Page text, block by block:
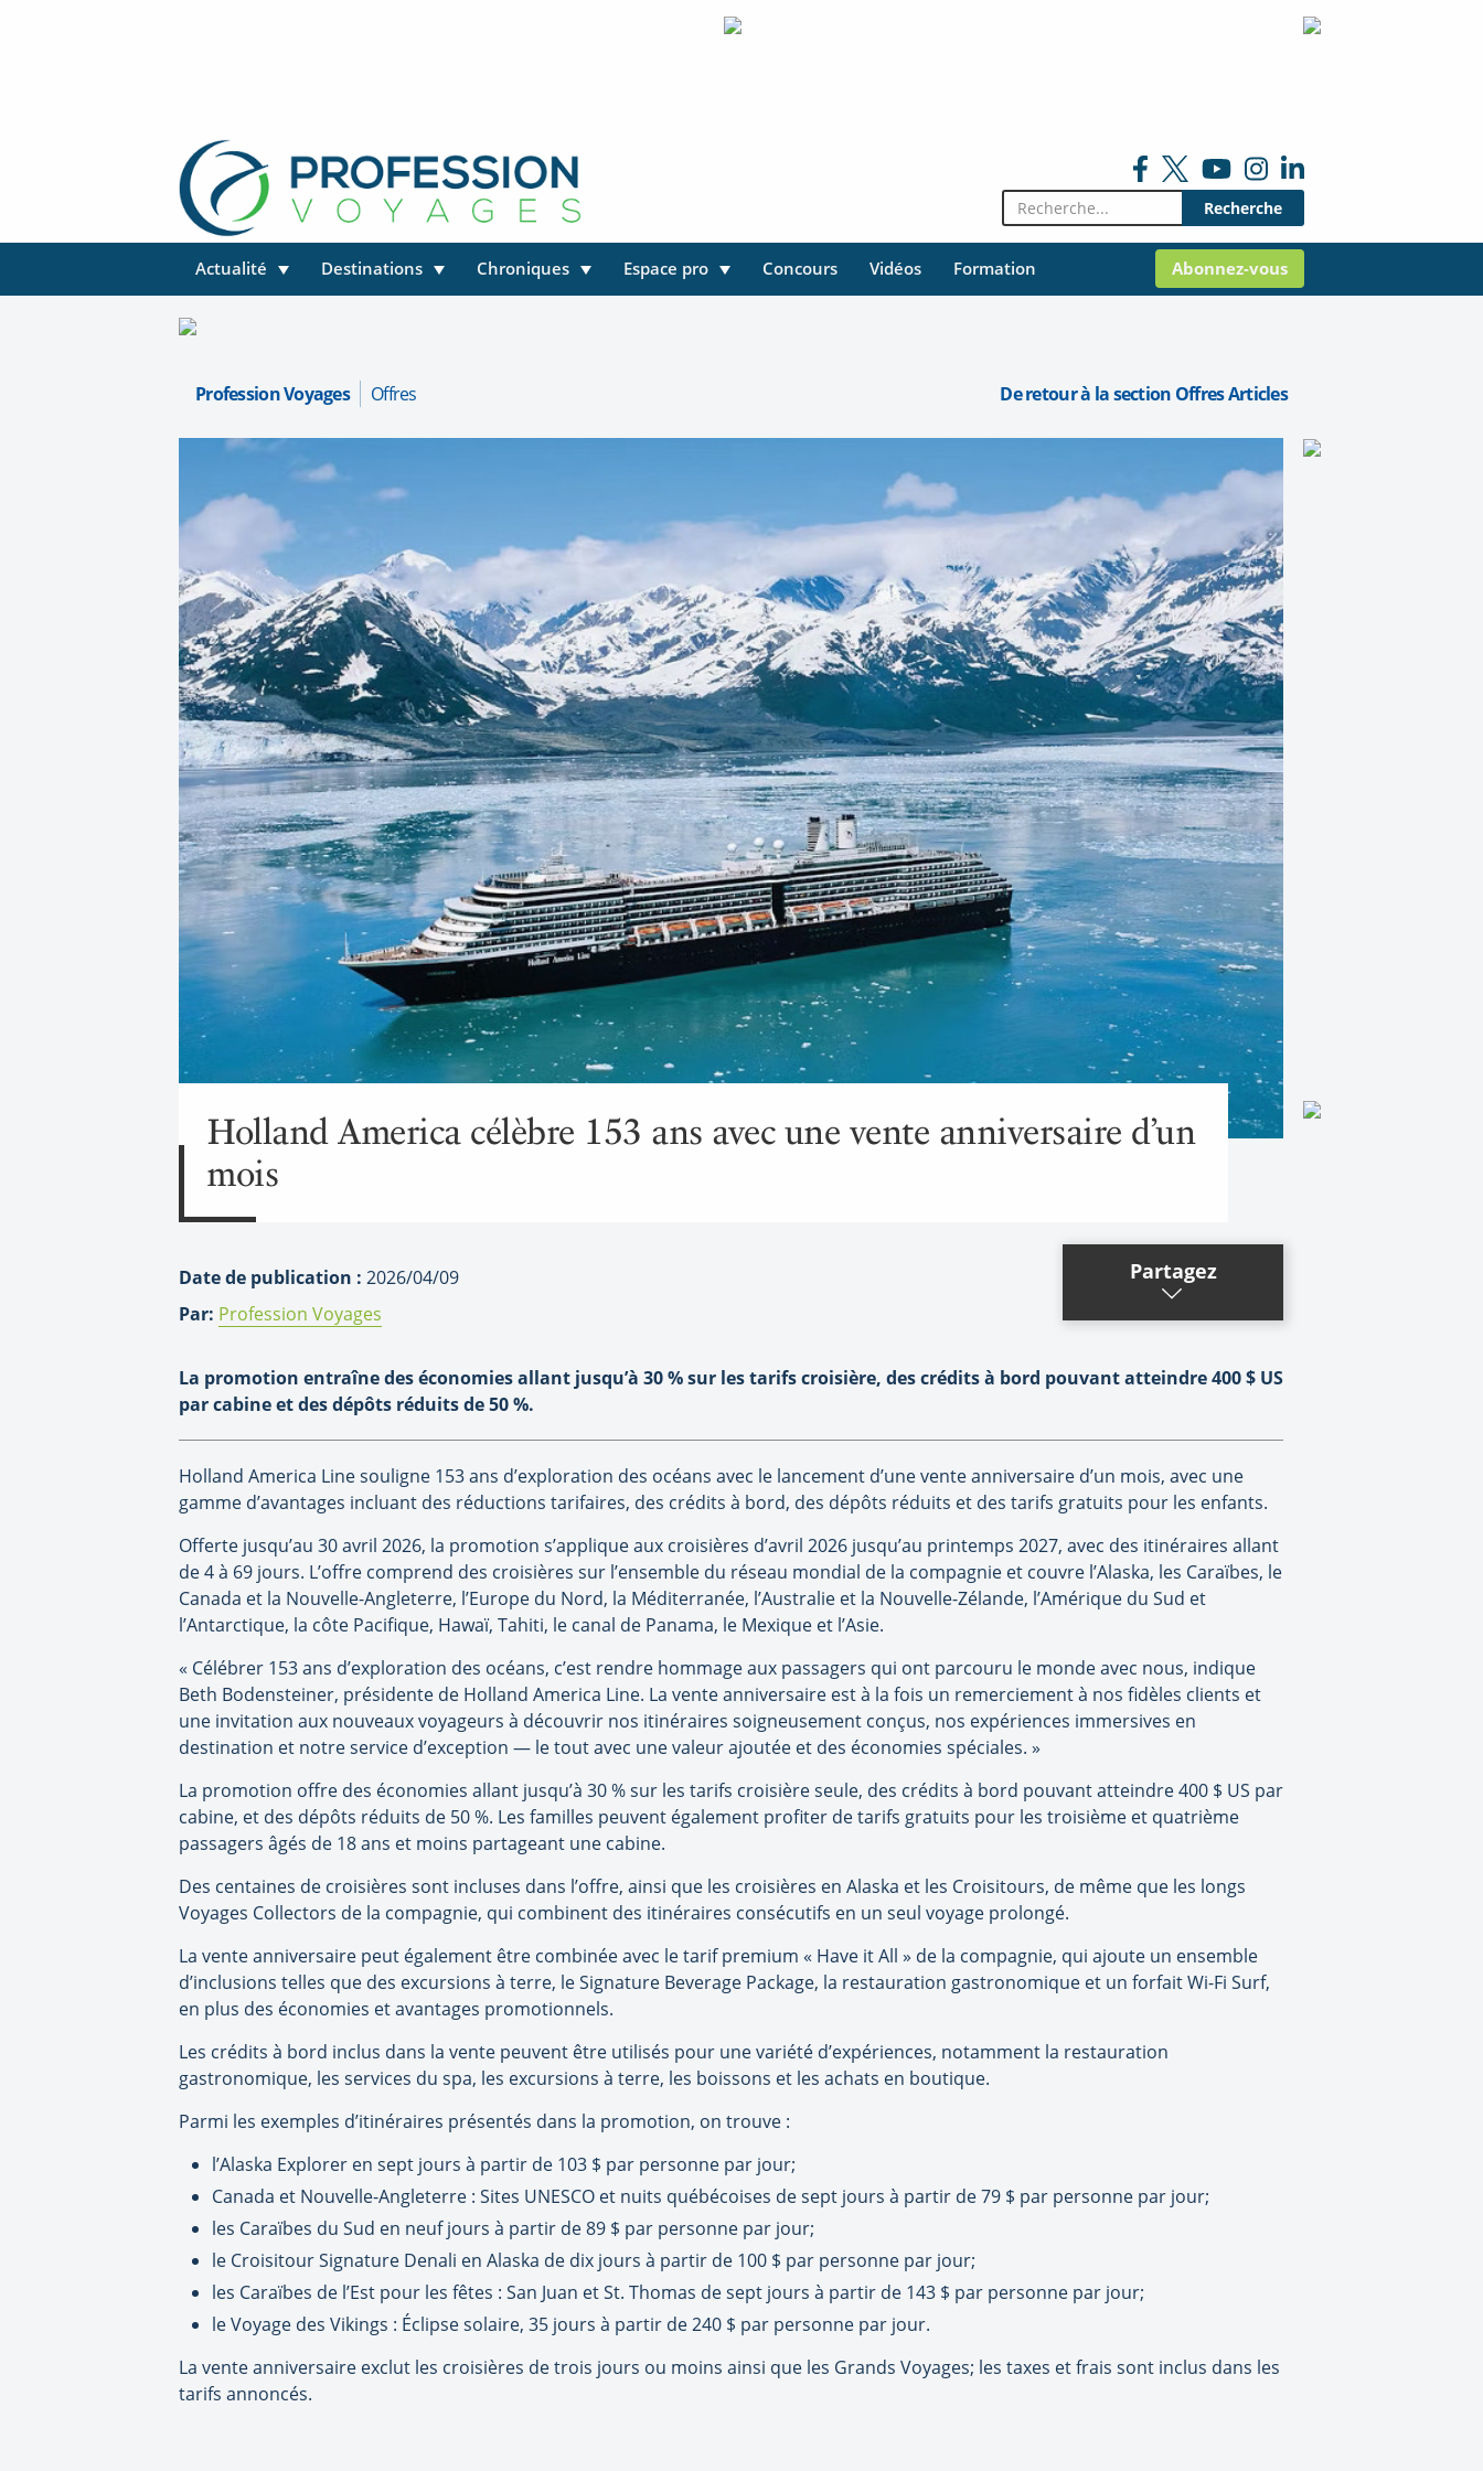
Rechercher:
Actualité Destinations Chroniques Espace pro Concours Vidéos Formation Abonnez-vous
Profession Voyages Offres De retour à la section Offres Articles
Holland America célèbre 153 ans avec une vente anniversaire d’un
mois
Date de publication : 2026/04/09
Par: Profession Voyages
Partagez
La promotion entraîne des économies allant jusqu’à 30 % sur les tarifs croisière, des crédits à bord pouvant atteindre 400 $ US
par cabine et des dépôts réduits de 50 %.
Holland America Line souligne 153 ans d’exploration des océans avec le lancement d’une vente anniversaire d’un mois, avec une
gamme d’avantages incluant des réductions tarifaires, des crédits à bord, des dépôts réduits et des tarifs gratuits pour les enfants.
Offerte jusqu’au 30 avril 2026, la promotion s’applique aux croisières d’avril 2026 jusqu’au printemps 2027, avec des itinéraires allant
de 4 à 69 jours. L’offre comprend des croisières sur l’ensemble du réseau mondial de la compagnie et couvre l’Alaska, les Caraïbes, le
Canada et la Nouvelle-Angleterre, l’Europe du Nord, la Méditerranée, l’Australie et la Nouvelle-Zélande, l’Amérique du Sud et
l’Antarctique, la côte Pacifique, Hawaï, Tahiti, le canal de Panama, le Mexique et l’Asie.
« Célébrer 153 ans d’exploration des océans, c’est rendre hommage aux passagers qui ont parcouru le monde avec nous, indique
Beth Bodensteiner, présidente de Holland America Line. La vente anniversaire est à la fois un remerciement à nos fidèles clients et
une invitation aux nouveaux voyageurs à découvrir nos itinéraires soigneusement conçus, nos expériences immersives en
destination et notre service d’exception — le tout avec une valeur ajoutée et des économies spéciales. »
La promotion offre des économies allant jusqu’à 30 % sur les tarifs croisière seule, des crédits à bord pouvant atteindre 400 $ US par
cabine, et des dépôts réduits de 50 %. Les familles peuvent également profiter de tarifs gratuits pour les troisième et quatrième
passagers âgés de 18 ans et moins partageant une cabine.
Des centaines de croisières sont incluses dans l’offre, ainsi que les croisières en Alaska et les Croisitours, de même que les longs
Voyages Collectors de la compagnie, qui combinent des itinéraires consécutifs en un seul voyage prolongé.
La vente anniversaire peut également être combinée avec le tarif premium « Have it All » de la compagnie, qui ajoute un ensemble
d’inclusions telles que des excursions à terre, le Signature Beverage Package, la restauration gastronomique et un forfait Wi-Fi Surf,
en plus des économies et avantages promotionnels.
Les crédits à bord inclus dans la vente peuvent être utilisés pour une variété d’expériences, notamment la restauration
gastronomique, les services du spa, les excursions à terre, les boissons et les achats en boutique.
Parmi les exemples d’itinéraires présentés dans la promotion, on trouve :
l’Alaska Explorer en sept jours à partir de 103 $ par personne par jour;
Canada et Nouvelle-Angleterre : Sites UNESCO et nuits québécoises de sept jours à partir de 79 $ par personne par jour;
les Caraïbes du Sud en neuf jours à partir de 89 $ par personne par jour;
le Croisitour Signature Denali en Alaska de dix jours à partir de 100 $ par personne par jour;
les Caraïbes de l’Est pour les fêtes : San Juan et St. Thomas de sept jours à partir de 143 $ par personne par jour;
le Voyage des Vikings : Éclipse solaire, 35 jours à partir de 240 $ par personne par jour.
La vente anniversaire exclut les croisières de trois jours ou moins ainsi que les Grands Voyages; les taxes et frais sont inclus dans les
tarifs annoncés.